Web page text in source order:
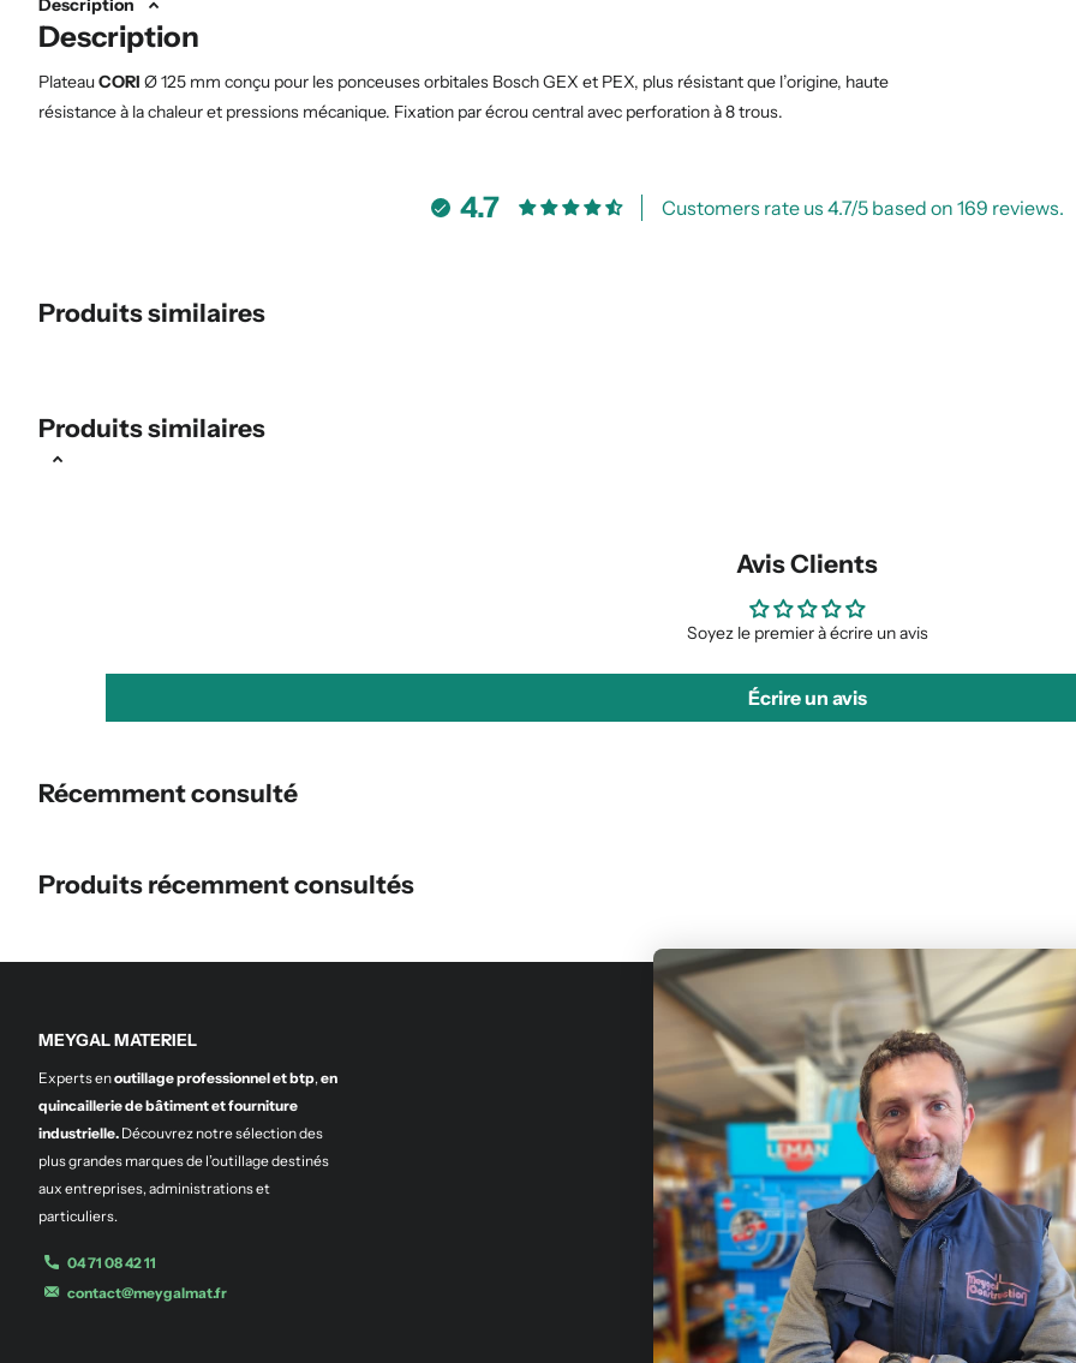
Description
Description
PlateauCORI Ø 125 mm conçu pour les ponceuses orbitales Bosch GEX et PEX, plus résistant que l’origine, haute
résistance à la chaleur et pressions mécanique. Fixation par écrou central avec perforation à 8 trous.
4.7 Customers rate us 4.7/5 based on 169 reviews.
Produits similaires
Produits similaires
Avis Clients
Soyez le premier à écrire un avis
Écrire un avis
Récemment consulté
Produits récemment consultés
MEYGAL MATERIEL
Experts enoutillage professionnel et btp,en
quincaillerie de bâtiment et fourniture
industrielle. Découvrez notre sélection des
plus grandes marques de l’outillage destinés
aux entreprises, administrations et
particuliers.
04 71 08 42 11
contact@meygalmat.fr
Qui sommes-nous?
Nous contacter
Fabriquants
Demande de devis
BLOG
Partenaires
de
Julien-
Avis
Adresse
Rue
Saint-